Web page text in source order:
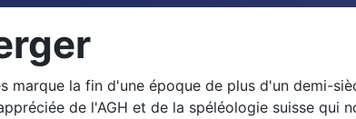
marque la fin d'une époque de plus d'un demi-
de l'AGH et de la spéléologie suisse